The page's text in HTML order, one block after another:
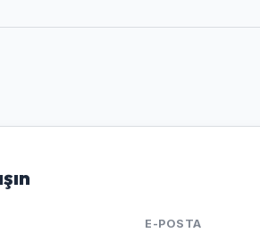
E-POSTA